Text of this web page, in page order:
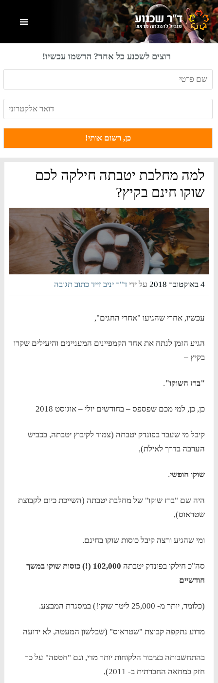
Skip
to
main
Skip
to
primary
Skip
to
footer
רוצים לשכנע כל אחד? הרשמו עכשיו!
למה מחלבת יטבתה חילקה לכם
שוקו חינם בקיץ?
4 באוקטובר 2018 על ידיד"ר יניב זייד כתוב תגובה
עכשיו, אחרי שהגיעו "אחרי החגים",
הגיע הזמן לנתח את אחד הקמפיינים המעניינים והיעילים שקרו
בקיץ –
"ברז השוקו".
כן, כן, למי מכם שפספס – בחודשים יולי – אוגוסט 2018
קיבל מי שעבר בפונדק יטבתה (צמוד לקיבוץ יטבתה, בכביש
הערבה בדרך לאילת),
שוקו חופשי.
היה שם "ברז שוקו" של מחלבת יטבתה (השייכת כיום לקבוצת
שטראוס),
ומי שהגיע ורצה קיבל כוסות שוקו בחינם.
סה"כ חילקו בפונדק יטבתה
102,000 (!) כוסות שוקו במשך
חודשיים
(כלומר, יותר מ- 25,000 ליטר שוקו!) במסגרת המבצע.
מדוע נתקפה קבוצת "שטראוס" (שבלשון המעטה, לא ידועה
בהתחשבותה בציבור הלקוחות יותר מדי, וגם "חטפה" על כך
חזק במחאה החברתית ב- 2011),